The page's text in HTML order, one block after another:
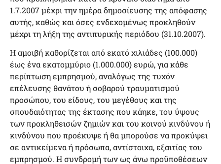
1.7.2007 μέχρι την ημέρα δημοσίευσης της απόφασης
αυτής, καθώς και όσες ενδεχομένως προκληθούν
μέχρι τη λήξη της αντιπυρικής περιόδου (31.10.2007).
Η αμοιβή καθορίζεται από εκατό χιλιάδες (100.000)
έως ένα εκατομμύριο (1.000.000) ευρώ, για κάθε
περίπτωση εμπρησμού, αναλόγως της τυχόν
επέλευσης θανάτου ή σοβαρού τραυματισμού
προσώπου, του είδους, του μεγέθους και της
σπουδαιότητας της έκτασης που κάηκε, του ύψους
των προκληθεισών ζημιών και του κοινού κινδύνου ή
κινδύνου που προέκυψε ή θα μπορούσε να προκύψει
σε αντικείμενα ή πρόσωπα, αντίστοιχα, εξαιτίας του
εμπρησμού. Η συνδρομή των ως άνω προϋποθέσεων